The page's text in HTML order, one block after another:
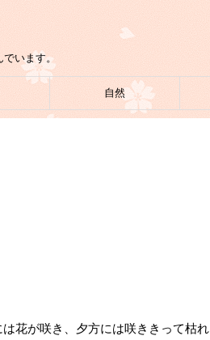
います。
自然
花が咲き、夕方には咲ききって枯れ